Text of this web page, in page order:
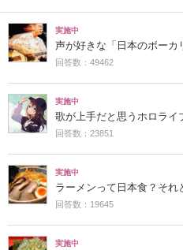
実施中
声が好きな「日本のボーカ
回答数：49462
実施中
歌が上手だと思うホロライ
回答数：23851
実施中
ラーメンって日本食？それ
回答数：19645
実施中